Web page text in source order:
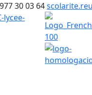
977 30 03 64